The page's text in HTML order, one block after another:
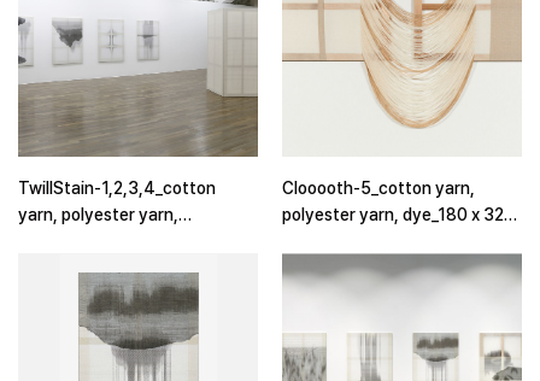
TwillStain-1,2,3,4_cotton
yarn, polyester yarn,
Clooooth-5_cotton yarn,
polyester yarn, dye_180 x 320